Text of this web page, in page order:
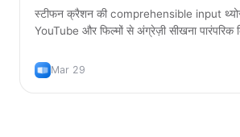
स्टीफन क्रैशन की comprehensible input
YouTube और फिल्मों से अंग्रेज़ी सीखना पारंपरिक
Mar 29